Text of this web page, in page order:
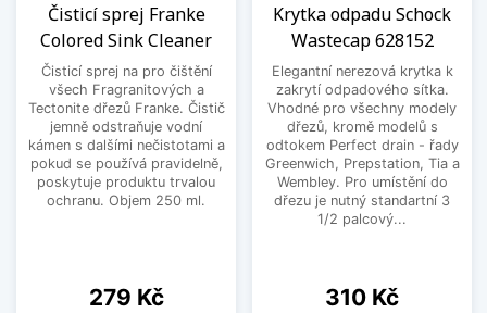
Čisticí sprej Franke
Colored Sink Cleaner
Čisticí sprej na pro čištění
všech Fragranitových a
Tectonite dřezů Franke. Čistič
jemně odstraňuje vodní
kámen s dalšími nečistotami a
pokud se používá pravidelně,
poskytuje produktu trvalou
ochranu. Objem 250 ml.
Cena
279 Kč
Krytka odpadu Schock
Wastecap 628152
Elegantní nerezová krytka k
zakrytí odpadového sítka.
Vhodné pro všechny modely
dřezů, kromě modelů s
odtokem Perfect drain - řady
Greenwich, Prepstation, Tia a
Wembley. Pro umístění do
dřezu je nutný standartní 3
1/2 palcový...
Cena
310 Kč